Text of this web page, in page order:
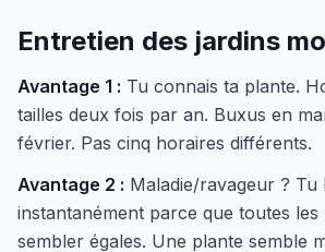
Entretien des jardins
Avantage 1 : Tu connais ta plante.
tailles deux fois par an. Buxus en
février. Pas cinq horaires différents.
Avantage 2 : Maladie/ravageur ? Tu
instantanément parce que toutes
sembler égales. Une plante semble